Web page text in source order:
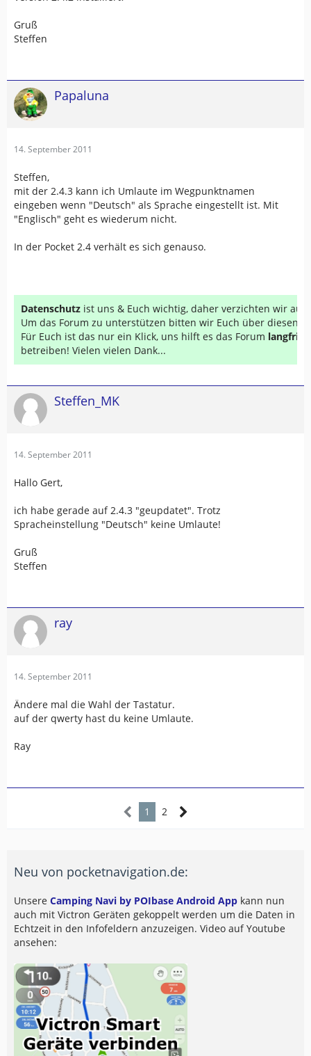
Gruß
Steffen
Papaluna
14. September 2011
Steffen,
mit der 2.4.3 kann ich Umlaute im Wegpunktnamen
eingeben wenn "Deutsch" als Sprache eingestellt ist. Mit
"Englisch" geht es wiederum nicht.
In der Pocket 2.4 verhält es sich genauso.
Datenschutz ist uns & Euch wichtig, daher verzichten wir auf
Um das Forum zu unterstützen bitten wir Euch über diesen
Für Euch ist das nur ein Klick, uns hilft es das Forum
betreiben! Vielen vielen Dank...
Steffen_MK
14. September 2011
Hallo Gert,
ich habe gerade auf 2.4.3 "geupdatet". Trotz
Spracheinstellung "Deutsch" keine Umlaute!
Gruß
Steffen
ray
14. September 2011
Ändere mal die Wahl der Tastatur.
auf der qwerty hast du keine Umlaute.
Ray
1 2
Neu von pocketnavigation.de:
Unsere Camping Navi by POIbase Android App kann nun
auch mit Victron Geräten gekoppelt werden um die Daten in
Echtzeit in den Infofeldern anzuzeigen. Video auf Youtube
ansehen: